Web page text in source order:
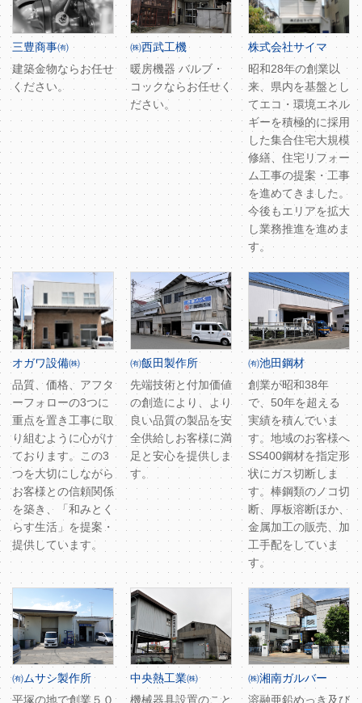
三豊商事㈲
建築金物ならお任せ
ください。
㈱西武工機
暖房機器 バルブ・
コックならお任せく
ださい。
株式会社サイマ
昭和28年の創業以
来、県内を基盤とし
てエコ・環境エネル
ギーを積極的に採用
した集合住宅大規模
修繕、住宅リフォー
ム工事の提案・工事
を進めてきました。
今後もエリアを拡大
し業務推進を進めま
す。
オガワ設備㈱
品質、価格、アフタ
ーフォローの3つに
重点を置き工事に取
り組むように心がけ
ております。この3
つを大切にしながら
お客様との信頼関係
を築き、「和みとく
らす生活」を提案・
提供しています。
㈲飯田製作所
先端技術と付加価値
の創造により、より
良い品質の製品を安
全供給しお客様に満
足と安心を提供しま
す。
㈲池田鋼材
創業が昭和38年
で、50年を超える
実績を積んでいま
す。地域のお客様へ
SS400鋼材を指定形
状にガス切断しま
す。棒鋼類のノコ切
断、厚板溶断ほか、
金属加工の販売、加
工手配をしていま
す。
㈲ムサシ製作所
平塚の地で創業５０
中央熱工業㈱
機械器具設置のこと
㈱湘南ガルバー
溶融亜鉛めっき及び